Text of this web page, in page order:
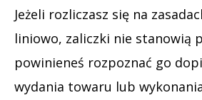
Jeżeli rozliczasz się na
liniowo, zaliczki nie stanowią
powinieneś rozpoznać go
wydania towaru lub